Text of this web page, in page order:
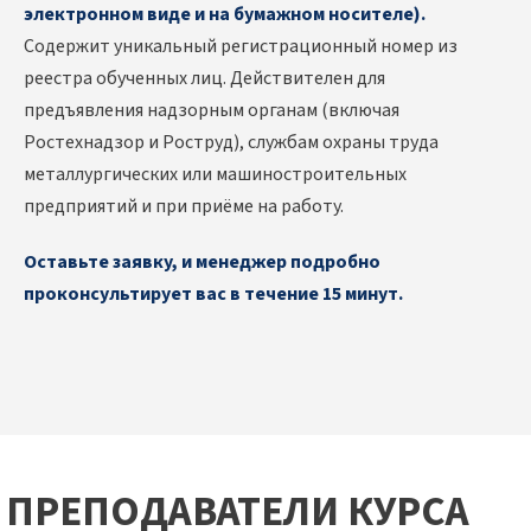
электронном виде и на бумажном носителе).
Содержит уникальный регистрационный номер из
реестра обученных лиц. Действителен для
предъявления надзорным органам (включая
Ростехнадзор и Роструд), службам охраны труда
металлургических или машиностроительных
предприятий и при приёме на работу.
Оставьте заявку, и менеджер подробно
проконсультирует вас в течение 15 минут.
ПРЕПОДАВАТЕЛИ КУРСА